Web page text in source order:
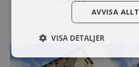
Foto: Lars Petter PettersenAVVISA ALLT
VISA DETALJER